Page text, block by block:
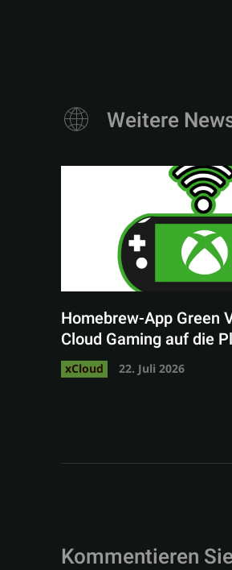
Weitere
Homebrew-App Green
Cloud Gaming auf die
xCloud 22. Juli 2026
Kommentieren